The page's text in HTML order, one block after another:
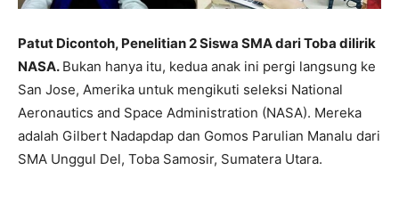
Patut Dicontoh, Penelitian 2 Siswa SMA dari Toba dilirik
NASA. Bukan hanya itu, kedua anak ini pergi langsung ke
San Jose, Amerika untuk mengikuti seleksi National
Aeronautics and Space Administration (NASA). Mereka
adalah Gilbert Nadapdap dan Gomos Parulian Manalu dari
SMA Unggul Del, Toba Samosir, Sumatera Utara.